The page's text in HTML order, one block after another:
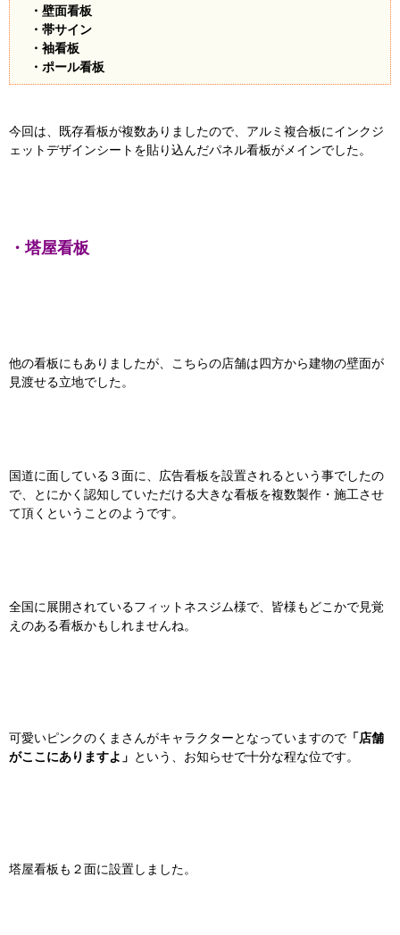
・壁面看板
・帯サイン
・袖看板
・ポール看板
今回は、既存看板が複数ありましたので、アルミ複合板にインクジ
ェットデザインシートを貼り込んだパネル看板がメインでした。
・塔屋看板
他の看板にもありましたが、こちらの店舗は四方から建物の壁面が
見渡せる立地でした。
国道に面している３面に、広告看板を設置されるという事でしたの
で、とにかく認知していただける大きな看板を複数製作・施工させ
て頂くということのようです。
全国に展開されているフィットネスジム様で、皆様もどこかで見覚
えのある看板かもしれませんね。
可愛いピンクのくまさんがキャラクターとなっていますので 「店舗
がここにありますよ」 という、お知らせで十分な程な位です。
塔屋看板も２面に設置しました。